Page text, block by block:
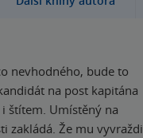
nevhodného, bude to
na post kapitána
štítem. Umístěný na
zakládá. Že mu